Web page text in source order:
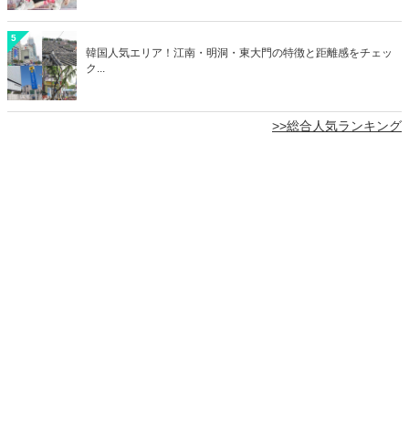
5
韓国人気エリア！江南・明洞・東大門の特徴と距離感をチェッ
ク...
>>総合人気ランキング